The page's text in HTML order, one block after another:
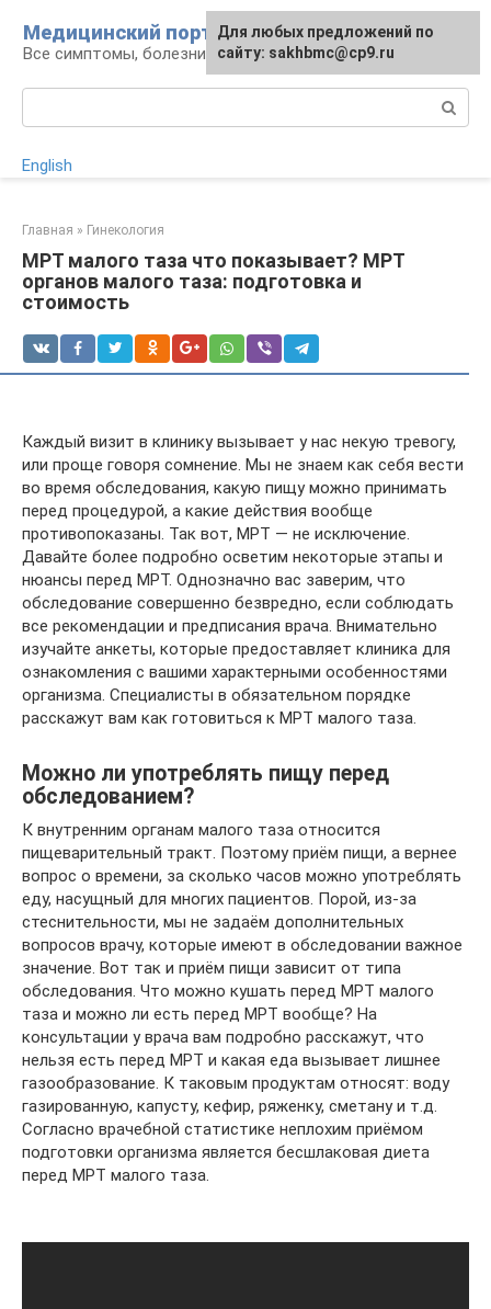
контенту
Медицинский портал
Все симптомы, болезни и их лечение
English
Главная » Гинекология
МРТ малого таза что показывает? МРТ
органов малого таза: подготовка и
стоимость
Каждый визит в клинику вызывает у нас некую тревогу,
или проще говоря сомнение. Мы не знаем как себя вести
во время обследования, какую пищу можно принимать
перед процедурой, а какие действия вообще
противопоказаны. Так вот, МРТ — не исключение.
Давайте более подробно осветим некоторые этапы и
нюансы перед МРТ. Однозначно вас заверим, что
обследование совершенно безвредно, если соблюдать
все рекомендации и предписания врача. Внимательно
изучайте анкеты, которые предоставляет клиника для
ознакомления с вашими характерными особенностями
организма. Специалисты в обязательном порядке
расскажут вам как готовиться к МРТ малого таза.
Можно ли употреблять пищу перед
обследованием?
К внутренним органам малого таза относится
пищеварительный тракт. Поэтому приём пищи, а вернее
вопрос о времени, за сколько часов можно употреблять
еду, насущный для многих пациентов. Порой, из-за
стеснительности, мы не задаём дополнительных
вопросов врачу, которые имеют в обследовании важное
значение. Вот так и приём пищи зависит от типа
обследования. Что можно кушать перед МРТ малого
таза и можно ли есть перед МРТ вообще? На
консультации у врача вам подробно расскажут, что
нельзя есть перед МРТ и какая еда вызывает лишнее
газообразование. К таковым продуктам относят: воду
газированную, капусту, кефир, ряженку, сметану и т.д.
Согласно врачебной статистике неплохим приёмом
подготовки организма является бесшлаковая диета
перед МРТ малого таза.
Для любых предложений по
сайту: sakhbmc@cp9.ru